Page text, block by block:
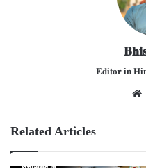
𝐄𝐝𝐢𝐭𝐨𝐫 𝐢𝐧
Related Articles